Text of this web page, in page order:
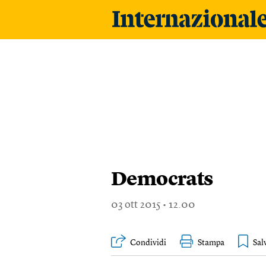
Democrats
03 ott 2015 12.00
Condividi Stampa